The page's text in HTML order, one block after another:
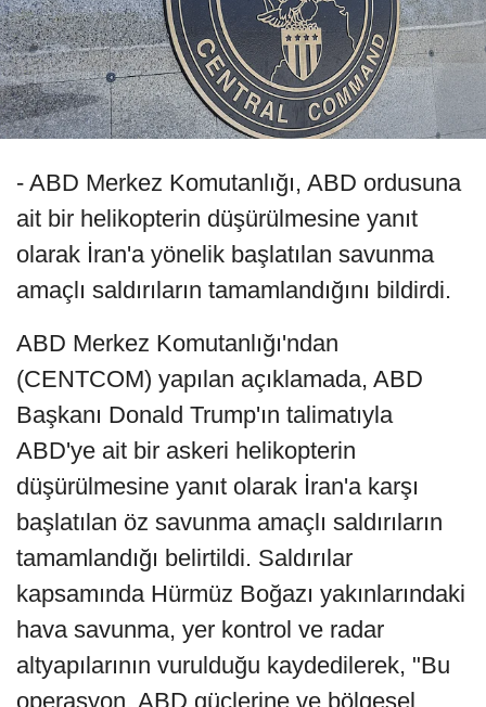
- ABD Merkez Komutanlığı, ABD ordusuna
ait bir helikopterin düşürülmesine yanıt
olarak İran'a yönelik başlatılan savunma
amaçlı saldırıların tamamlandığını bildirdi.
ABD Merkez Komutanlığı'ndan
(CENTCOM) yapılan açıklamada, ABD
Başkanı Donald Trump'ın talimatıyla
ABD'ye ait bir askeri helikopterin
düşürülmesine yanıt olarak İran'a karşı
başlatılan öz savunma amaçlı saldırıların
tamamlandığı belirtildi. Saldırılar
kapsamında Hürmüz Boğazı yakınlarındaki
hava savunma, yer kontrol ve radar
altyapılarının vurulduğu kaydedilerek, "Bu
operasyon, ABD güçlerine ve bölgesel